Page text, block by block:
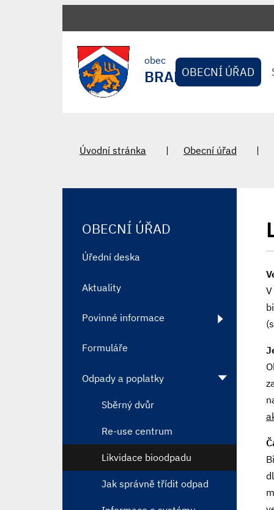
obec
BRADLECOBECNÍ ÚŘAD
Úvodní stránka Obecní úřad
OBECNÍ ÚŘAD
Úřední deska
Aktuality
Povinné informace
Formuláře
Odpady a poplatky
Sběrný dvůr
Re-use centrum
Likvidace bioodpadu
Jak správně třídit odpad